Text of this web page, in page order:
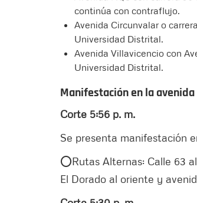
continúa con contraflujo.
Avenida Circunvalar o
Universidad Distrital.
Avenida Villavicencio con
Universidad Distrital.
Manifestación en la
Corte 5:56 p. m.
Se presenta manifestación
⭕️Rutas Alternas: Calle 63
El Dorado al oriente y